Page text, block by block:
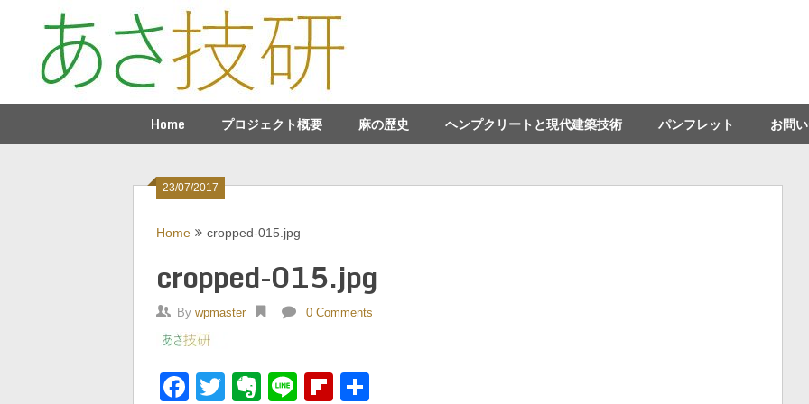
Home プロジェクト概要 麻の歴史 ヘンプクリートと現代建築技術 パンフレット お問
23/07/2017
Home cropped-015.jpg
cropped-015.jpg
By wpmaster 0 Comments
Facebook
TwitterEvernote
LineFlipboard